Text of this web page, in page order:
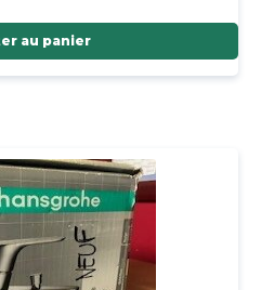
au panier